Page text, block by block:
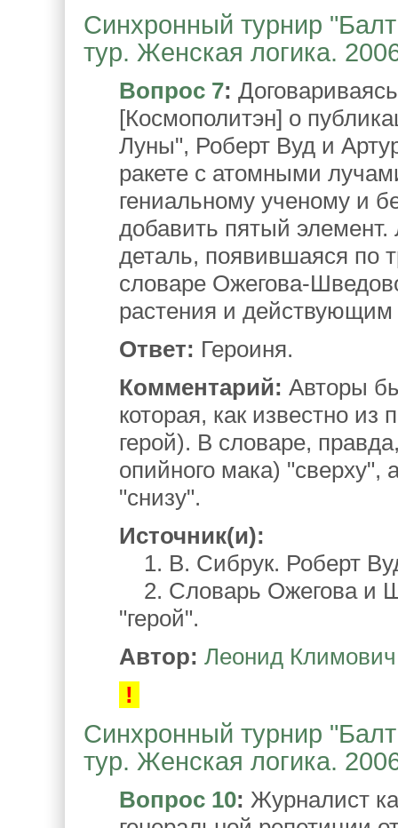
Синхронный турнир
тур. Женская логика.
Вопрос 7:
[Космополитэн] о
Луны", Роберт Вуд и
ракете с атомными
гениальному ученому и
добавить пятый
деталь, появившаяся по
словаре Ожегова-
растения и
Ответ: Героиня.
Комментарий: Авторы
которая, как известно из
герой). В словаре,
опийного мака) "сверху",
"снизу".
Источник(и):
1. В. Сибрук. Роберт
2. Словарь Ожегова и
"герой".
Автор: Леонид Климович
!
Синхронный турнир
тур. Женская логика.
Вопрос 10: Журналист